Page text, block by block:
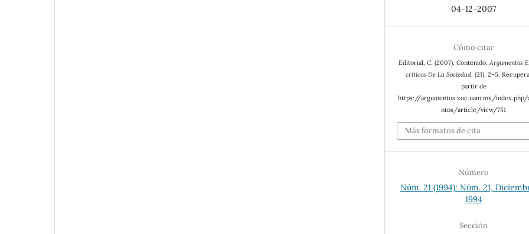
04-12-2007
Cómo citar
Editorial, C. (2007). Contenido. Argumentos
críticos De La Sociedad, (21), 2–5.
partir de
https://argumentos.xoc.uam.mx/index.php/
ntos/article/view/751
Más formatos de cita
Número
Núm. 21 (1994): Núm. 21,
1994
Sección